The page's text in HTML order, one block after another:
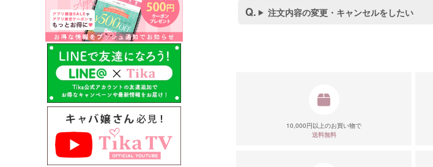
注文内容の変更・キャンセルをしたい
10,000円以上のお買い物で
送料無料